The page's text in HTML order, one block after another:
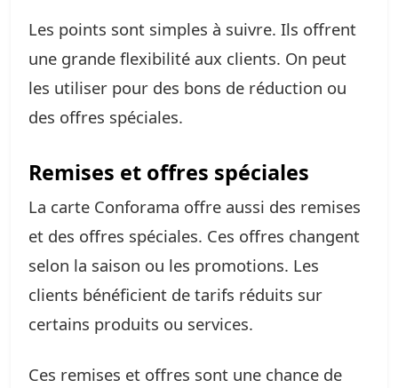
Les points sont simples à suivre. Ils offrent
une grande flexibilité aux clients. On peut
les utiliser pour des bons de réduction ou
des offres spéciales.
Remises et offres spéciales
La carte Conforama offre aussi des remises
et des offres spéciales. Ces offres changent
selon la saison ou les promotions. Les
clients bénéficient de tarifs réduits sur
certains produits ou services.
Ces remises et offres sont une chance de